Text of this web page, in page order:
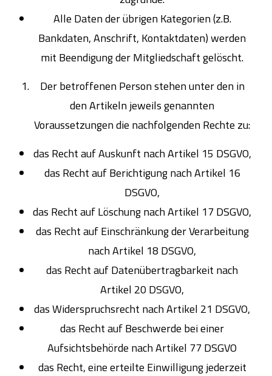
Alle Daten der übrigen Kategorien (z.B.
Bankdaten, Anschrift, Kontaktdaten) werden
mit Beendigung der Mitgliedschaft gelöscht.
Der betroffenen Person stehen unter den in
den Artikeln jeweils genannten
Voraussetzungen die nachfolgenden Rechte zu:
das Recht auf Auskunft nach Artikel 15 DSGVO,
das Recht auf Berichtigung nach Artikel 16
DSGVO,
das Recht auf Löschung nach Artikel 17 DSGVO,
das Recht auf Einschränkung der Verarbeitung
nach Artikel 18 DSGVO,
das Recht auf Datenübertragbarkeit nach
Artikel 20 DSGVO,
das Widerspruchsrecht nach Artikel 21 DSGVO,
das Recht auf Beschwerde bei einer
Aufsichtsbehörde nach Artikel 77 DSGVO
das Recht, eine erteilte Einwilligung jederzeit